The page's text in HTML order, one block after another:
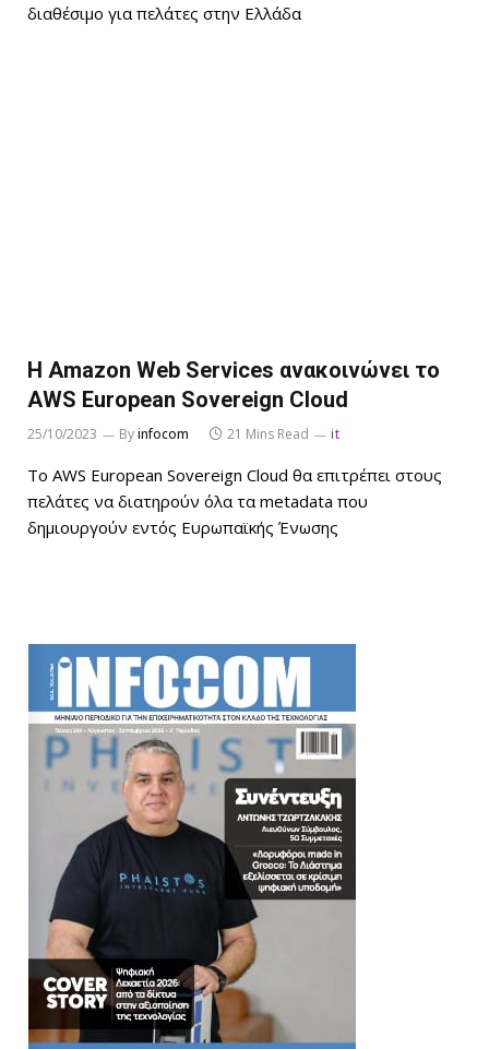
διαθέσιμο για πελάτες στην Ελλάδα
Η Amazon Web Services ανακοινώνει το
AWS European Sovereign Cloud
25/10/2023 Byinfocom 21 Mins Read it
To AWS European Sovereign Cloud θα επιτρέπει στους
πελάτες να διατηρούν όλα τα metadata που
δημιουργούν εντός Ευρωπαϊκής Ένωσης